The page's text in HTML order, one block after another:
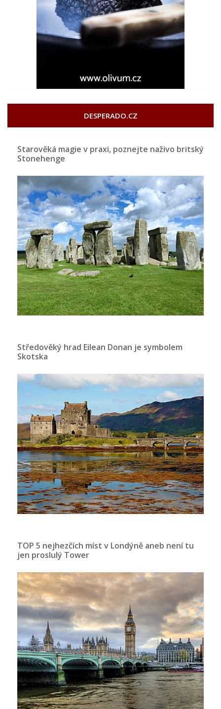
DESPERADO.CZ
Starověká magie v praxi, poznejte naživo britský
Stonehenge
Středověký hrad Eilean Donan je symbolem
Skotska
TOP 5 nejhezčích míst v Londýně aneb není tu
jen proslulý Tower